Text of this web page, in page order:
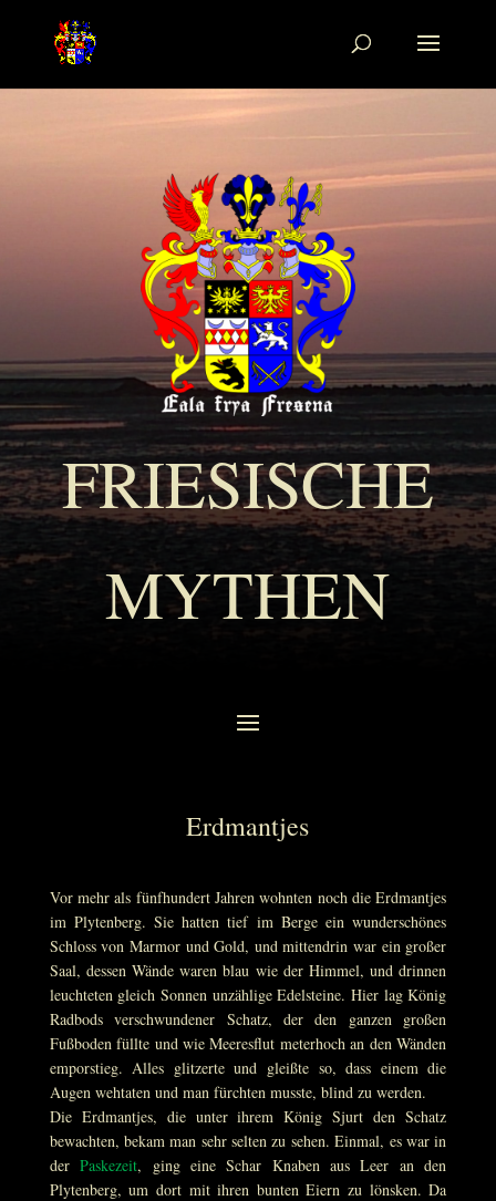
FRIESISCHE
MYTHEN
Erdmantjes
Vor mehr als fünfhundert Jahren wohnten noch die Erdmantjes
im Plytenberg. Sie hatten tief im Berge ein wunderschönes
Schloss von Marmor und Gold, und mittendrin war ein großer
Saal, dessen Wände waren blau wie der Himmel, und drinnen
leuchteten gleich Sonnen unzählige Edelsteine. Hier lag König
Radbods verschwundener Schatz, der den ganzen großen
Fußboden füllte und wie Meeresflut meterhoch an den Wänden
emporstieg. Alles glitzerte und gleißte so, dass einem die
Augen wehtaten und man fürchten musste, blind zu werden.
Die Erdmantjes, die unter ihrem König Sjurt den Schatz
bewachten, bekam man sehr selten zu sehen. Einmal, es war in
derPaskezeit, ging eine Schar Knaben aus Leer an den
Plytenberg, um dort mit ihren bunten Eiern zu lönsken. Da